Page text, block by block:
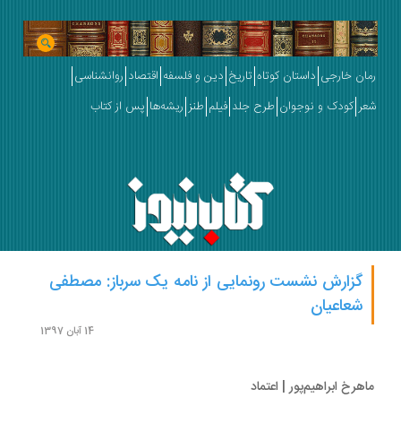
خارجی داستان کوتاه تاریخ دین و فلسفه اقتصاد روانشناسی
کودک و نوجوان طرح جلد فیلم طنز ریشه‌ها پس از کتاب
گزارش نشست رونمایی از نامه یک سرباز: مصطفی
شعاعیان
ابراهیم‌پور | اعتماد